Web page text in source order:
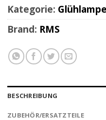
Kategorie:
Brand: RMS
BESCHREIBUNG
ZUBEHÖR/ERSATZTEILE